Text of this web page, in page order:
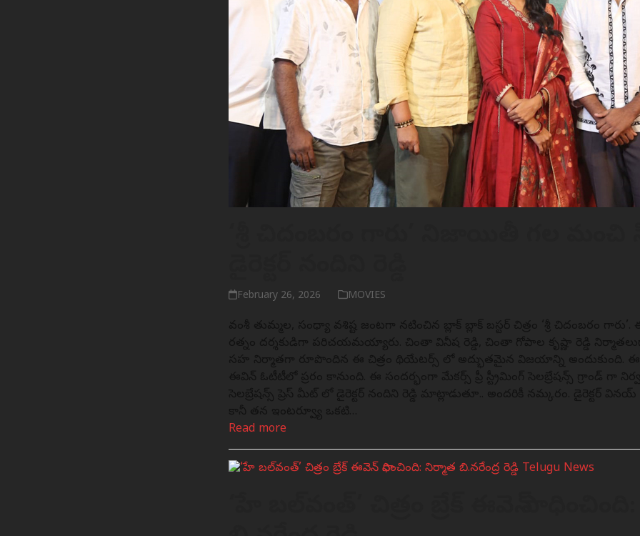
February 26, 2026 MOVIES
Read more